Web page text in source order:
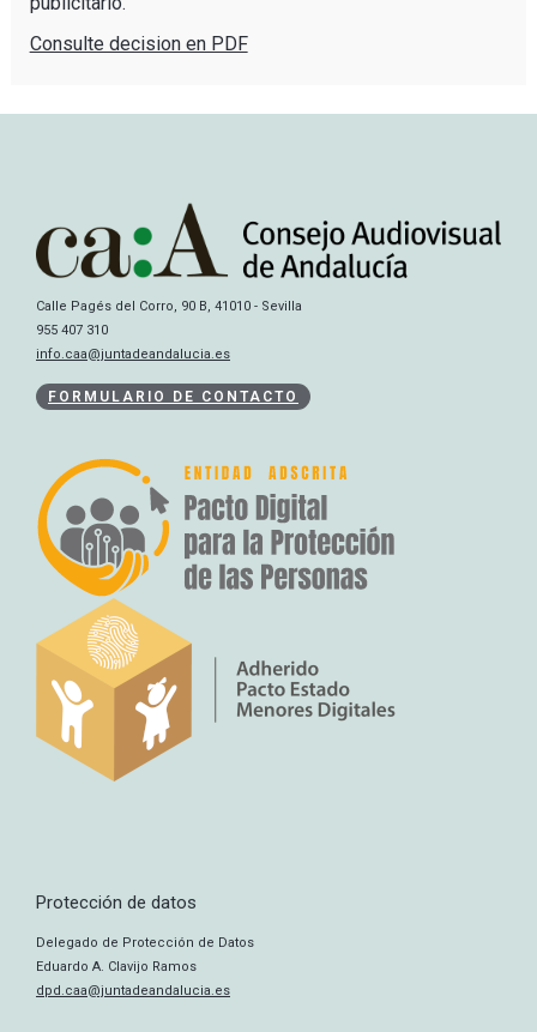
Consulte decision en PDF
Calle Pagés del Corro, 90 B, 41010 - Sevilla
955 407 310
info.caa@juntadeandalucia.es
FORMULARIO DE CONTACTO
Protección de datos
Delegado de Protección de Datos
Eduardo A. Clavijo Ramos
dpd.caa@juntadeandalucia.es